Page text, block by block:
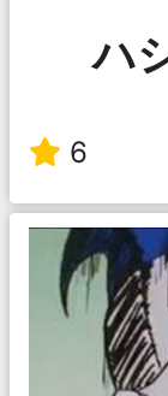
ハ
6